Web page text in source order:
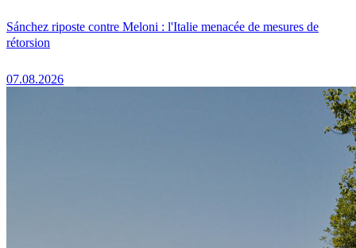
Sánchez riposte contre Meloni : l'Italie menacée de mesures de
rétorsion
07.08.2026